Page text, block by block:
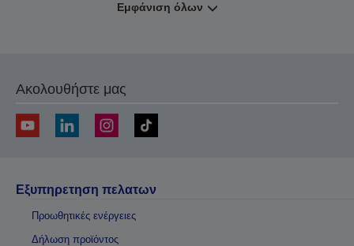
Εμφάνιση όλων
Ακολουθήστε μας
Εξυπηρετηση πελατων
Προωθητικές ενέργειες
Δήλωση προϊόντος